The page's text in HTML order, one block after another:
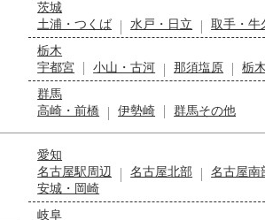
茨城
土浦・つくば
水戸・日立
取手・牛
栃木
宇都宮
小山・古河 那須塩原
栃
群馬
高崎・前橋
伊勢崎 群馬その他
愛知
名古屋駅周辺
名古屋北部 名古屋南
安城・岡崎
岐阜